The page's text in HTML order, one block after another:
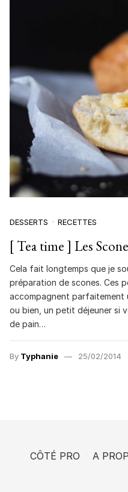
DESSERTS RECETTES
[ Tea time ] Les
Cela fait longtemps que je
préparation de scones. Ces
accompagnent parfaitement
ou bien, un petit déjeuner si
de pain…
By Typhanie 25/02/2014
CÔTÉ PRO A